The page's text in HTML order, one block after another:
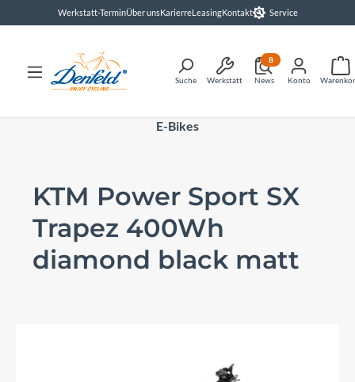
springenWerkstatt-TerminÜber unsKarierreLeasingKontakt Service
Suche Werkstatt News
8
Konto
E-Bikes
KTM Power Sport SX
Trapez 400Wh
diamond black matt